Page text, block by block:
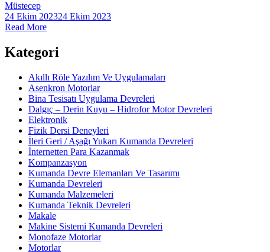
Müstecep
24 Ekim 202324 Ekim 2023
Read More
Kategori
Akıllı Röle Yazılım Ve Uygulamaları
Asenkron Motorlar
Bina Tesisatı Uygulama Devreleri
Dalgıç – Derin Kuyu – Hidrofor Motor Devreleri
Elektronik
Fizik Dersi Deneyleri
İleri Geri / Aşağı Yukarı Kumanda Devreleri
İnternetten Para Kazanmak
Kompanzasyon
Kumanda Devre Elemanları Ve Tasarımı
Kumanda Devreleri
Kumanda Malzemeleri
Kumanda Teknik Devreleri
Makale
Makine Sistemi Kumanda Devreleri
Monofaze Motorlar
Motorlar